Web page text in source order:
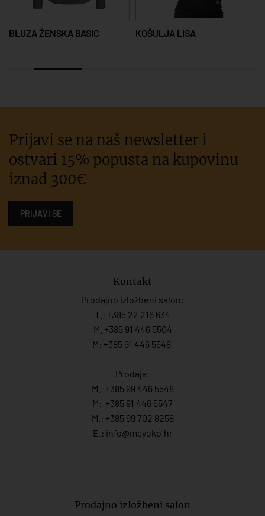
BLUZA ŽENSKA BASIC KOŠULJA LISA
Prijavi se na naš newsletter i
ostvari 15% popusta na kupovinu
iznad 300€
PRIJAVI SE
Kontakt
Prodajno izložbeni salon:
T.: +385 22 216 634
M. +385 91 446 5504
M: +385 91 446 5548
Prodaja:
M.: +385 99 446 5548
M: +385 91 446 5547
M.: +385 99 702 8258
E.: info@mayoko. hr
Prodajno izložbeni salon